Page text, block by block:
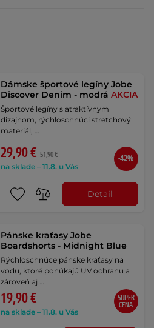
Dámske športové legíny Jobe
Discover Denim - modráAKCIA
Športové legíny s atraktívnym
dizajnom, rýchloschnúci stretchový
materiál, …
29,90 € 51,90 €
na sklade – 11.8. u Vás
-42%
Detail
Pánske kraťasy Jobe
Boardshorts - Midnight Blue
Rýchloschnúce pánske kraťasy na
vodu, ktoré ponúkajú UV ochranu a
zároveň aj …
19,90 €
na sklade – 11.8. u Vás
SUPER
CENA